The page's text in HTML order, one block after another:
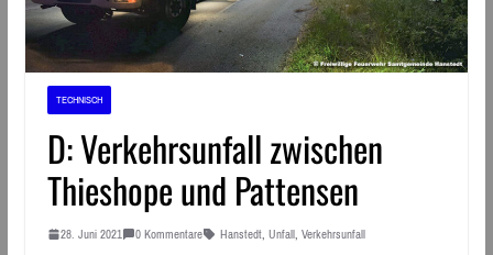
TECHNISCH
D: Verkehrsunfall zwischen
Thieshope und Pattensen
28. Juni 2021 0 Kommentare Hanstedt, Unfall, Verkehrsunfall